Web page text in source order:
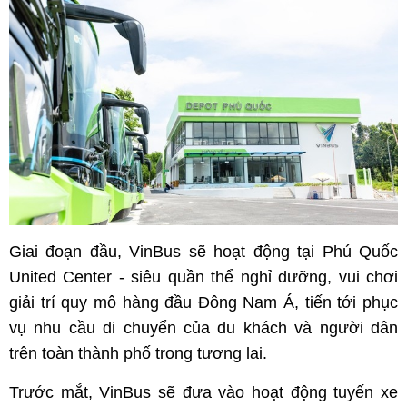
Giai đoạn đầu, VinBus sẽ hoạt động tại Phú Quốc
United Center - siêu quần thể nghỉ dưỡng, vui chơi
giải trí quy mô hàng đầu Đông Nam Á, tiến tới phục
vụ nhu cầu di chuyển của du khách và người dân
trên toàn thành phố trong tương lai.
Trước mắt, VinBus sẽ đưa vào hoạt động tuyến xe